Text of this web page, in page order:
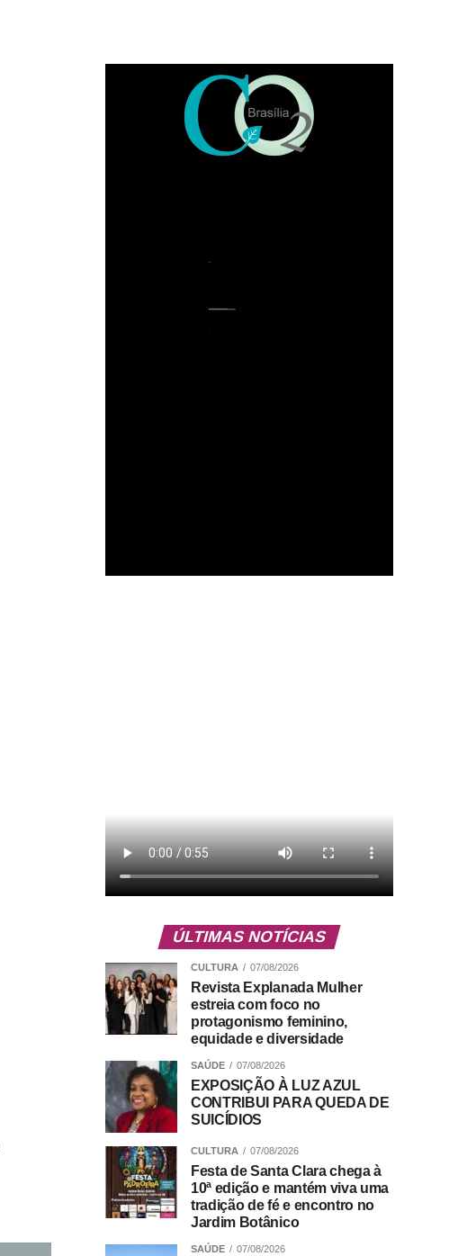
ÚLTIMAS NOTÍCIAS
CULTURA 07/08/2026
Revista Explanada Mulher
estreia com foco no
protagonismo feminino,
equidade e diversidade
SAÚDE 07/08/2026
EXPOSIÇÃO À LUZ AZUL
CONTRIBUI PARA QUEDA DE
SUICÍDIOS
CULTURA 07/08/2026
Festa de Santa Clara chega à
10ª edição e mantém viva uma
tradição de fé e encontro no
Jardim Botânico
SAÚDE 07/08/2026